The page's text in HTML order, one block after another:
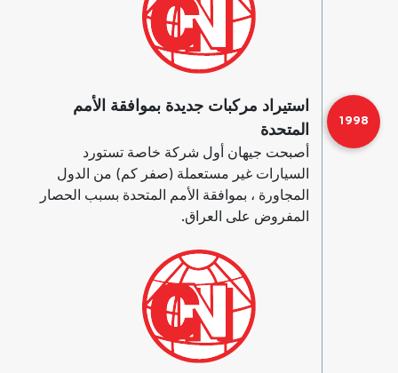
1998
استيراد مركبات جديدة بموافقة الأمم
المتحدة
أصبحت جيهان أول شركة خاصة تستورد
السيارات غير مستعملة (صفر كم) من الدول
المجاورة ، بموافقة الأمم المتحدة بسبب الحصار
المفروض على العراق.